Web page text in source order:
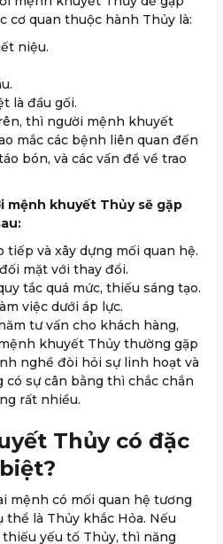
cơ quan thuộc hành Thủy là:
niệu.
là đầu gối.
thì người mệnh khuyết
mắc các bệnh liên quan đến
bón, và các vấn đề về trao
mệnh khuyết Thủy sẽ gặp
tiếp và xây dựng mối quan hệ.
mặt với thay đổi.
tắc quá mức, thiếu sáng tạo.
việc dưới áp lực.
tư vấn cho khách hàng,
khuyết Thủy thường gặp
nghề đòi hỏi sự linh hoạt và
có sự cân bằng thì chắc chắn
rất nhiều.
Thủy có đặc
mệnh có mối quan hệ tương
là Thủy khắc Hỏa. Nếu
yếu tố Thủy, thì năng